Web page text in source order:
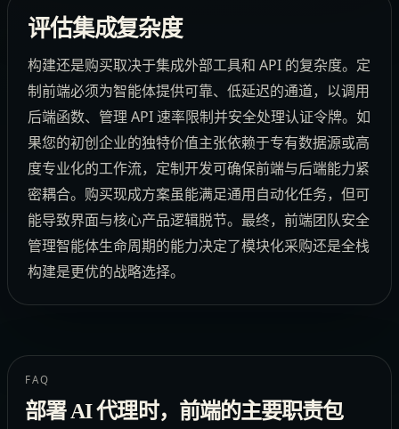
评估集成复杂度
构建还是购买取决于集成外部工具和 API 的复杂度。定
制前端必须为智能体提供可靠、低延迟的通道，以调用
后端函数、管理 API 速率限制并安全处理认证令牌。如
果您的初创企业的独特价值主张依赖于专有数据源或高
度专业化的工作流，定制开发可确保前端与后端能力紧
密耦合。购买现成方案虽能满足通用自动化任务，但可
能导致界面与核心产品逻辑脱节。最终，前端团队安全
管理智能体生命周期的能力决定了模块化采购还是全栈
构建是更优的战略选择。
FAQ
部署 AI 代理时，前端的主要职责包